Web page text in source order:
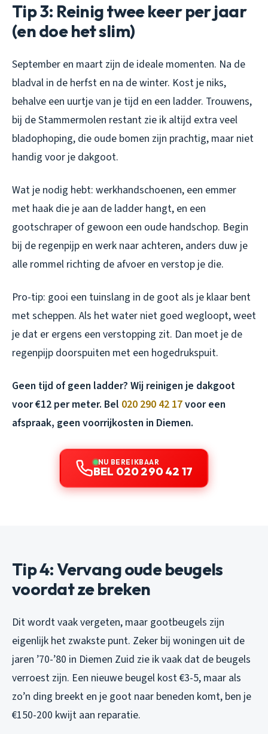
Tip 3: Reinig twee keer per jaar
(en doe het slim)
September en maart zijn de ideale momenten. Na de
bladval in de herfst en na de winter. Kost je niks,
behalve een uurtje van je tijd en een ladder. Trouwens,
bij de Stammermolen restant zie ik altijd extra veel
bladophoping, die oude bomen zijn prachtig, maar niet
handig voor je dakgoot.
Wat je nodig hebt: werkhandschoenen, een emmer
met haak die je aan de ladder hangt, en een
gootschraper of gewoon een oude handschop. Begin
bij de regenpijp en werk naar achteren, anders duw je
alle rommel richting de afvoer en verstop je die.
Pro-tip: gooi een tuinslang in de goot als je klaar bent
met scheppen. Als het water niet goed wegloopt, weet
je dat er ergens een verstopping zit. Dan moet je de
regenpijp doorspuiten met een hogedrukspuit.
Geen tijd of geen ladder? Wij reinigen je dakgoot
voor €12 per meter. Bel 020 290 42 17voor een
afspraak, geen voorrijkosten in Diemen.
NU BEREIKBAAR
BEL 020 290 42 17
Tip 4: Vervang oude beugels
voordat ze breken
Dit wordt vaak vergeten, maar gootbeugels zijn
eigenlijk het zwakste punt. Zeker bij woningen uit de
jaren ’70-’80 in Diemen Zuid zie ik vaak dat de beugels
verroest zijn. Een nieuwe beugel kost €3-5, maar als
zo’n ding breekt en je goot naar beneden komt, ben je
€150-200 kwijt aan reparatie.